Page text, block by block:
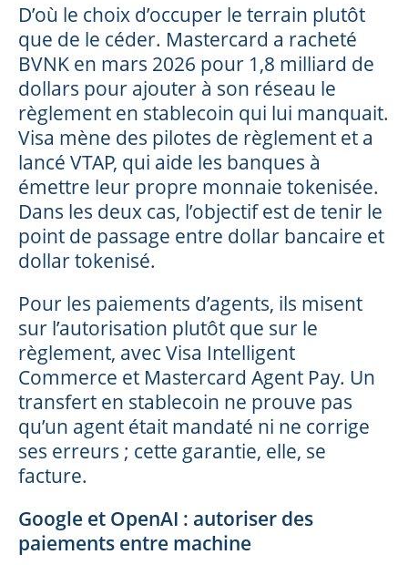
D’où le choix d’occuper le terrain plutôt
que de le céder. Mastercard a racheté
BVNK en mars 2026 pour 1,8 milliard de
dollars pour ajouter à son réseau le
règlement en stablecoin qui lui manquait.
Visa mène des pilotes de règlement et a
lancé VTAP, qui aide les banques à
émettre leur propre monnaie tokenisée.
Dans les deux cas, l’objectif est de tenir le
point de passage entre dollar bancaire et
dollar tokenisé.
Pour les paiements d’agents, ils misent
sur l’autorisation plutôt que sur le
règlement, avec Visa Intelligent
Commerce et Mastercard Agent Pay. Un
transfert en stablecoin ne prouve pas
qu’un agent était mandaté ni ne corrige
ses erreurs ; cette garantie, elle, se
facture.
Google et OpenAI : autoriser des
paiements entre machine